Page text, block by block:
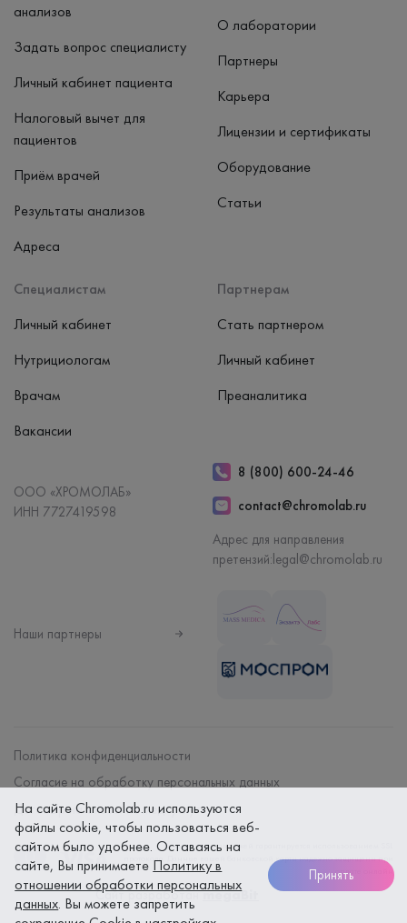
анализов
Задать вопрос специалисту
Личный кабинет пациента
Налоговый вычет для
пациентов
Приём врачей
Результаты анализов
Адреса
Специалистам
Личный кабинет
Нутрициологам
Врачам
Вакансии
Партнерам
Стать партнером
Личный кабинет
Преаналитика
О лаборатории
Партнеры
Карьера
Лицензии и сертификаты
Оборудование
Статьи
ООО «ХРОМОЛАБ»
ИНН 7727419598
8 (800) 600-24-46
contact@chromolab.ru
Адрес для направления
претензий:legal@chromolab.ru
Наши партнеры
Политика конфиденциальности
Согласие на обработку персональных данных
Договор на оказание мед. услуг
Безопасность платежей гарантируется использованием SSL
протокола. Данные вашей банковской карты надежно защищены при
оплате онлайн
Сайт разработанmegaBit
На сайте Chromolab.ru используются
файлы cookie, чтобы пользоваться веб-
сайтом было удобнее. Оставаясь на
сайте, Вы принимаете Политику в
отношении обработки персональных
данных. Вы можете запретить
Принять